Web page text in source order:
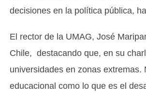
decisiones en la política pública,
El rector de la UMAG, José
Chile, destacando que, en su
universidades en zonas
educacional como lo que es el